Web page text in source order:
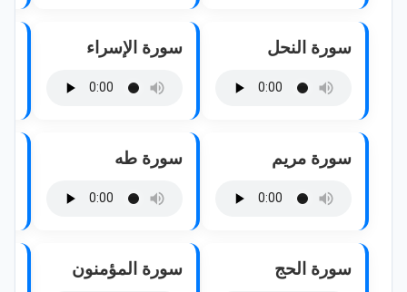
سورة النحل سورة الإسراء
سورة مريم سورة طه
سورة الحج سورة المؤمنون